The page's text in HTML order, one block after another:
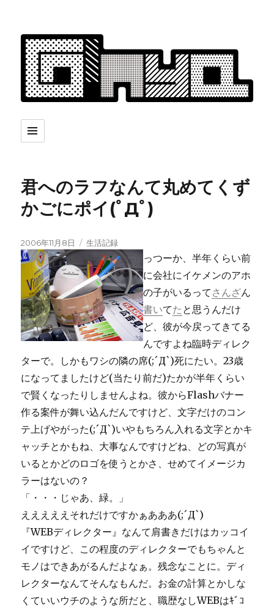
君へのラフなんて丸めてくず
かごにポイ(ﾟДﾟ)
投
稿
2006年11月8日
カ
ゴ
リ
ー
生活記録
っつーか、半年くらい前
に会社にイケメンのアホ
の子がいるって さんざん
書いてた と思うんだけ
ど、彼が今戻ってきてる
んですよね臨時ディレク
ターで。しかもワシの隣の席(;´Д`)死にたい。23歳
になってましたけど(当たり前だ)たかが半年くらい
で賢くなったりしませんよね。彼からFlashバナー
作る案件が舞い込んだんですけど、文字だけのコン
テ上げやがった(;´Д`)いやもちろん入れる文字とかキ
ャッチとかもね、大事なんですけどね、どの写真が
いるとかどのロゴを使うとかさ、せめてイメージカ
ラーはないの？
「・・・じゃあ、緑。」
えええええそれだけですかぁあああ(;´Д`)
『WEBディレクター』なんて肩書きだけはカッコイ
イですけど、この程度のディレクターでもちゃんと
モノはできあがるんだよなぁ。残念なことに。ディ
レクターなんてそんなもんだ。お金の計算とかしな
くていいウチのような所だと、職歴なしWEBはｷﾞｺ